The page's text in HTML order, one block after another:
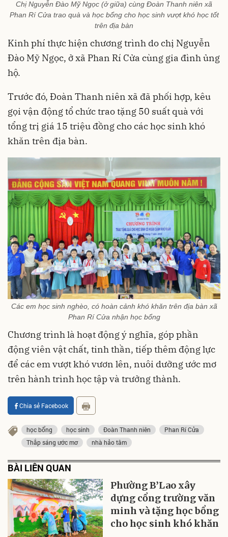
Chị Nguyễn Đào Mỹ Ngọc (ở giữa) cùng Đoàn Thanh niên xã
Phan Rí Cửa trao quà và học bổng cho học sinh vượt khó học tốt
trên địa bàn
Kinh phí thực hiện chương trình do chị Nguyễn
Đào Mỹ Ngọc, ở xã Phan Rí Cửa cùng gia đình ủng
hộ.
Trước đó, Đoàn Thanh niên xã đã phối hợp, kêu
gọi vận động tổ chức trao tặng 50 suất quà với
tổng trị giá 15 triệu đồng cho các học sinh khó
khăn trên địa bàn.
Các em học sinh nghèo, có hoàn cảnh khó khăn trên địa bàn xã
Phan Rí Cửa nhận học bổng
Chương trình là hoạt động ý nghĩa, góp phần
động viên vật chất, tinh thần, tiếp thêm động lực
để các em vượt khó vươn lên, nuôi dưỡng ước mơ
trên hành trình học tập và trưởng thành.
Chia sẻ Facebook
học bổng học sinh Đoàn Thanh niên
Phan Rí Cửa
Thắp sáng ước mơ
nhà hảo tâm
BÀI LIÊN QUAN
Phường B’Lao xây
dựng cổng trường văn
minh và tặng học bổng
cho học sinh khó khăn